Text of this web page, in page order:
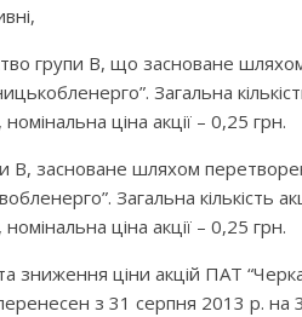
групи В, що засноване
Загальна
ціна акції – 0,25 грн.
В, засноване шляхом
Загальна кількість
ціна акції – 0,25 грн.
зниження ціни акцій ПАТ
з 31 серпня 2013 р. на